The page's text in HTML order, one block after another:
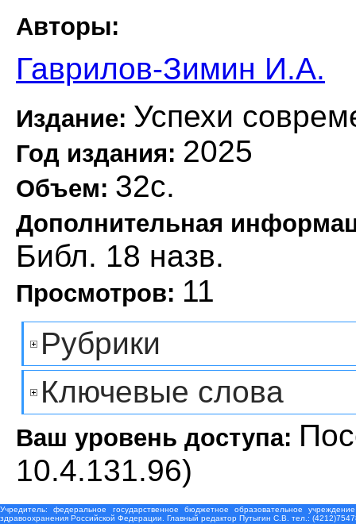
Авторы:
Гаврилов-Зимин И.А.
Издание: Успехи
Год издания: 2025
Объем: 32с.
Дополнительная
Библ. 18 назв.
Просмотров: 11
Рубрики
Ключевые слова
Ваш уровень доступа:
10.4.131.96)
Учредитель: федеральное государственное бюджетное образовательное
здравоохранения Российской Федерации. Главный редактор Путыгин С.В. тел.: